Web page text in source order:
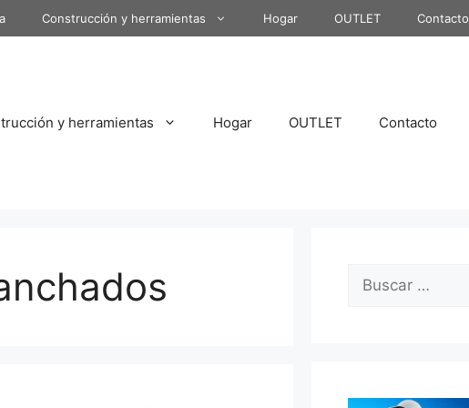
Construcción y herramientas Hogar OUTLET Contacto
y herramientas Hogar OUTLET Contacto
Buscar: